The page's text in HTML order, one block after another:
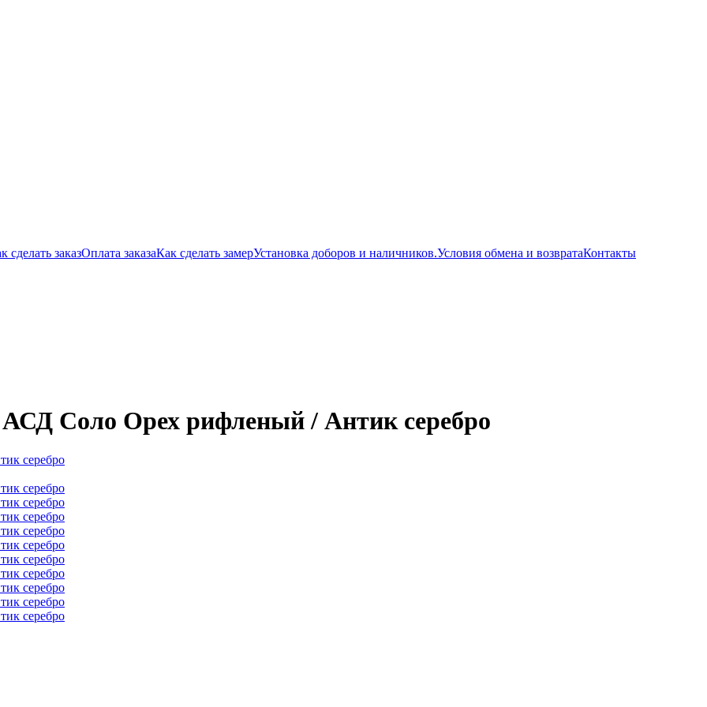
сделать заказОплата заказаКак сделать замерУстановка доборов и наличников.Условия обмена и возвратаКонтакты
АСД Соло Орех рифленый / Антик серебро